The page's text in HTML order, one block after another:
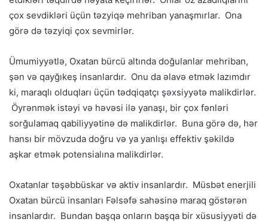
çox sevdikləri üçün təzyiqə mehriban yanaşmırlar. Ona
görə də təzyiqi çox sevmirlər.
Ümumiyyətlə, Oxatan bürcü altında doğulanlar mehriban,
şən və qayğıkeş insanlardır. Onu da əlavə etmək lazımdır
ki, maraqlı olduqları üçün tədqiqatçı şəxsiyyətə malikdirlər.
Öyrənmək istəyi və həvəsi ilə yanaşı, bir çox fənləri
sorğulamaq qabiliyyətinə də malikdirlər. Buna görə də, hər
hansı bir mövzuda doğru və ya yanlışı effektiv şəkildə
aşkar etmək potensialına malikdirlər.
Oxatanlar təşəbbüskar və aktiv insanlardır. Müsbət enerjili
Oxatan bürcü insanları Fəlsəfə sahəsinə maraq göstərən
insanlardır. Bundan başqa onların başqa bir xüsusiyyəti də